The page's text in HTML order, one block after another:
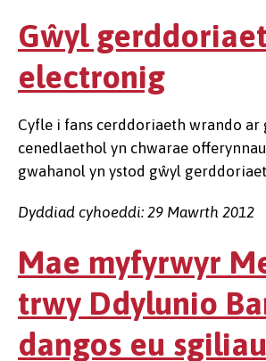
Gŵyl
electronig
Cyfle i fans cerddoriaeth wrando
cenedlaethol yn chwarae
gwahanol yn ystod gŵyl
Dyddiad cyhoeddi: 29 Mawrth 2012
Mae myfyrwyr
trwy Ddylunio
dangos eu sgiliau